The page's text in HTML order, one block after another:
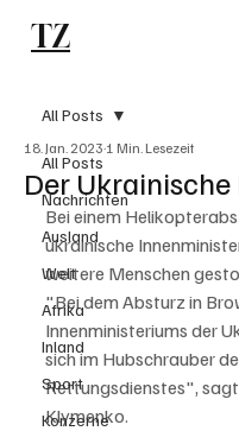
TZ
All Posts
Nachrichten
Ausland
Welt
Afrika
Inland
Sport
Konzerne
All Posts
Der
18. Jan. 2023 1 Min. Lesezeit
Bei einem
ukrainische
weitere Menschen
"Bei dem Absturz in
Innenministeriums der
sich im Hubschrauber
Rettungsdienstes",
Klymenko.